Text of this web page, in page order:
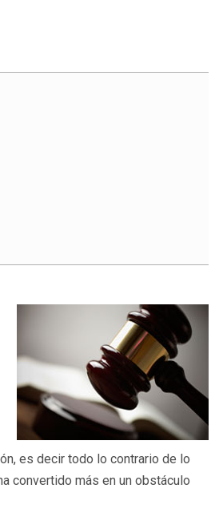
es decir todo lo contrario de lo
convertido más en un obstáculo